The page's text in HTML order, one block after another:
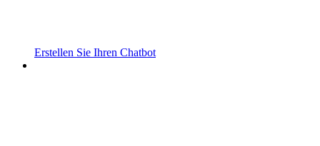
Erstellen Sie Ihren Chatbot